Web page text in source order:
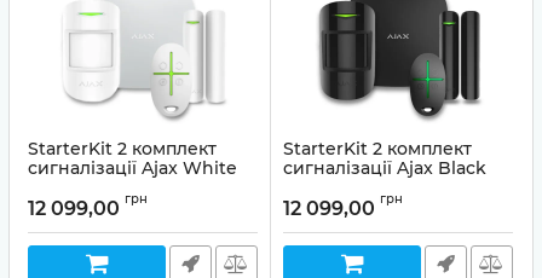
StarterKit 2 комплект
сигналізації Ajax White
12 099,00 грн
StarterKit 2 комплект
сигналізації Ajax Black
12 099,00 грн